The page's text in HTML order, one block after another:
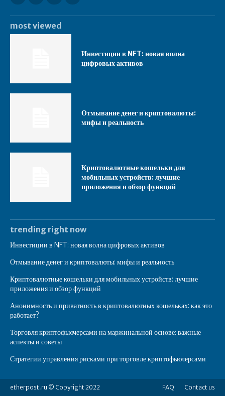
most viewed
Инвестиции в NFT: новая волна
цифровых активов
Отмывание денег и криптовалюты:
мифы и реальность
Криптовалютные кошельки для
мобильных устройств: лучшие
приложения и обзор функций
trending right now
Инвестиции в NFT: новая волна цифровых активов
Отмывание денег и криптовалюты: мифы и реальность
Криптовалютные кошельки для мобильных устройств: лучшие
приложения и обзор функций
Анонимность и приватность в криптовалютных кошельках: как это
работает?
Торговля криптофьючерсами на маржинальной основе: важные
аспекты и советы
Стратегии управления рисками при торговле криптофьючерсами
etherpost.ru © Copyright 2022 FAQ Contact us